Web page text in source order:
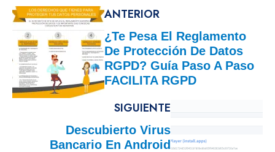
ANTERIOR
¿Te Pesa El Reglamento
De Protección De Datos
RGPD? Guía Paso A Paso
FACILITA RGPD
SIGUIENTE
Descubierto Virus
Bancario En Android